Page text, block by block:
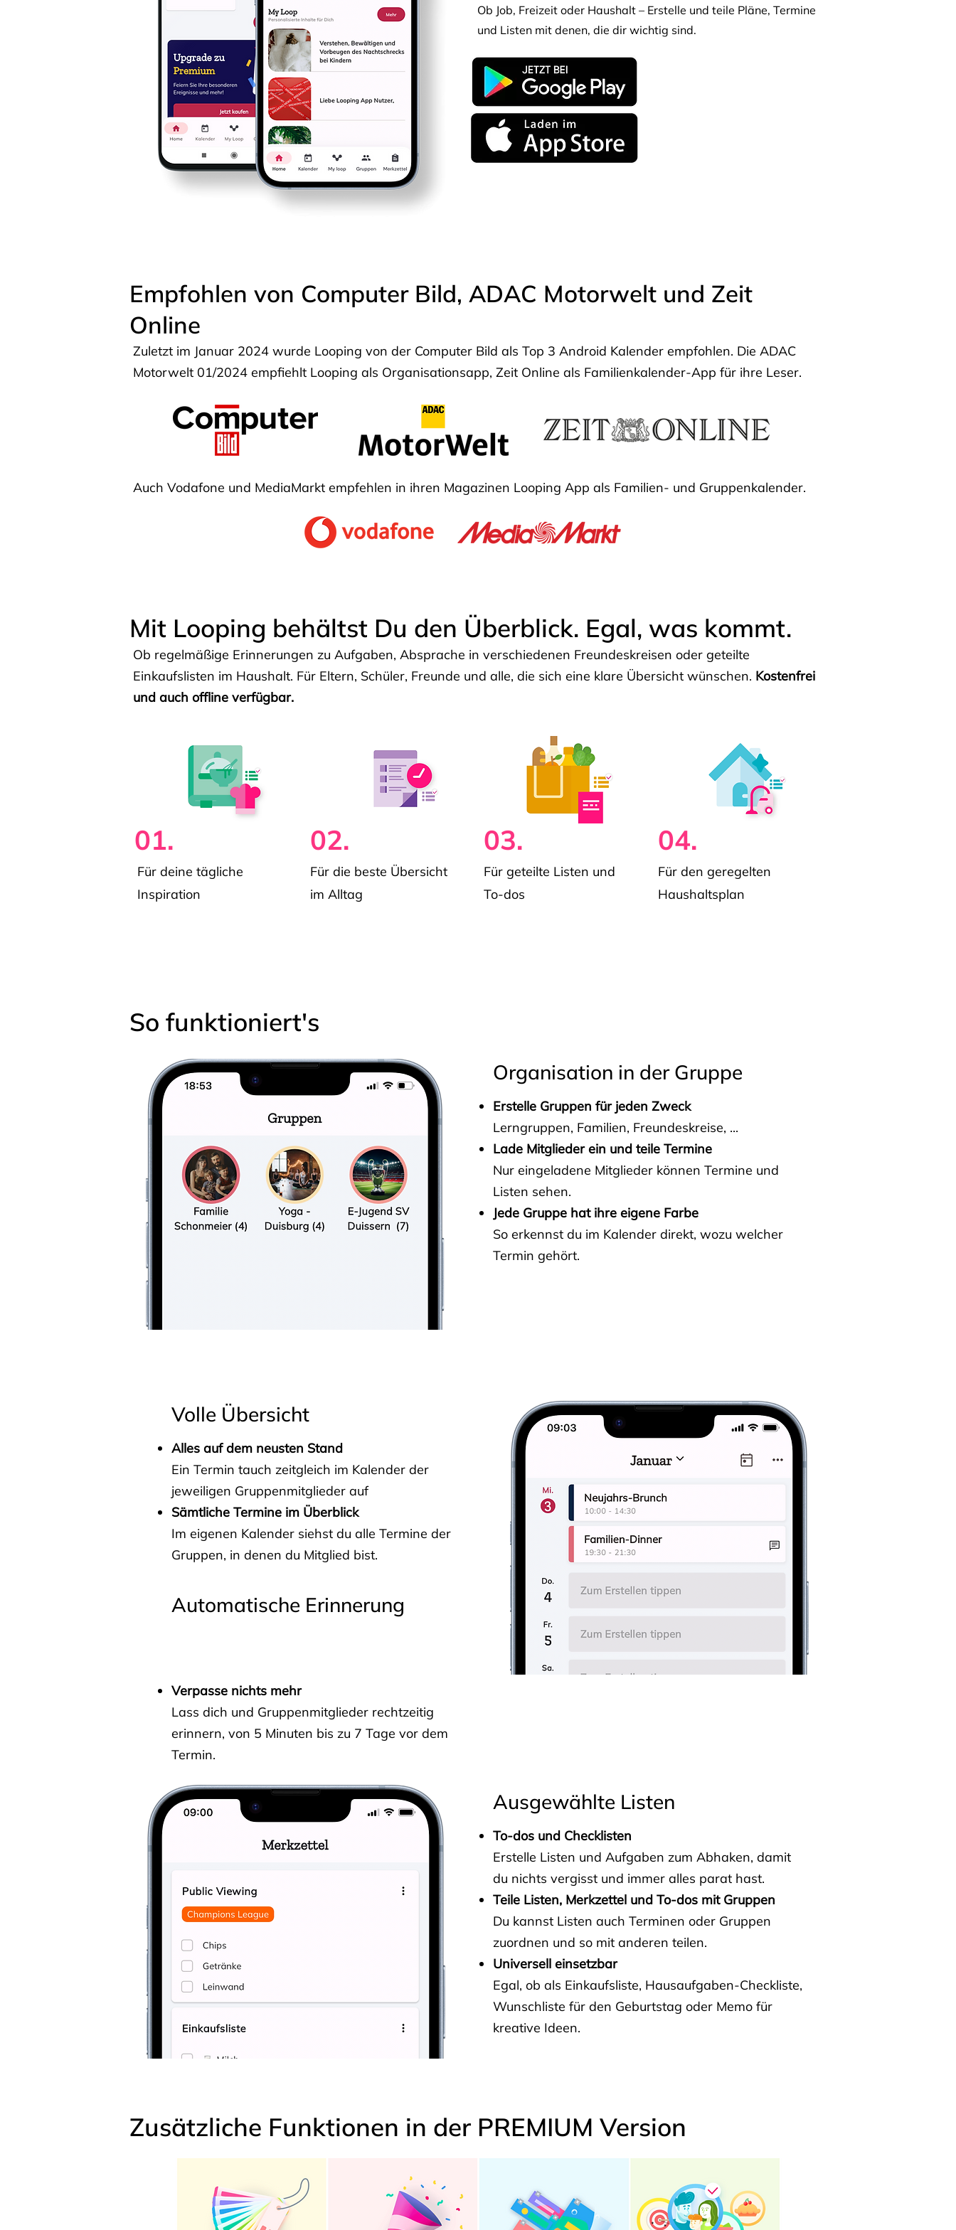
Ob Job, Freizeit oder Haushalt – Erstelle und teile Pläne, Termine
und Listen mit denen, die dir wichtig sind.
Empfohlen von Computer Bild, ADAC Motorwelt und Zeit
Online
Zuletzt im Januar 2024 wurde Looping von der Computer Bild als Top 3 Android Kalender empfohlen. Die ADAC
Motorwelt 01/2024 empfiehlt Looping als Organisationsapp, Zeit Online als Familienkalender-App für ihre Leser.
Auch Vodafone und MediaMarkt empfehlen in ihren Magazinen Looping App als Familien- und Gruppenkalender.
Mit Looping behältst Du den Überblick. Egal, was kommt.
Ob regelmäßige Erinnerungen zu Aufgaben, Absprache in verschiedenen Freundeskreisen oder geteilte
Einkaufslisten im Haushalt. Für Eltern, Schüler, Freunde und alle, die sich eine klare Übersicht wünschen. Kostenfrei
und auch offline verfügbar.
01.
Für deine tägliche
Inspiration
02.
Für die beste Übersicht
im Alltag
03.
Für geteilte Listen und
To-dos
04.
Für den geregelten
Haushaltsplan
So funktioniert's
Organisation in der Gruppe
Erstelle Gruppen für jeden Zweck
Lerngruppen, Familien, Freundeskreise, ...
Lade Mitglieder ein und teile Termine
Nur eingeladene Mitglieder können Termine und
Listen sehen.
Jede Gruppe hat ihre eigene Farbe
So erkennst du im Kalender direkt, wozu welcher
Termin gehört.
Volle Übersicht
Alles auf dem neusten Stand
Ein Termin tauch zeitgleich im Kalender der
jeweiligen Gruppenmitglieder auf
Sämtliche Termine im Überblick
Im eigenen Kalender siehst du alle Termine der
Gruppen, in denen du Mitglied bist.
Automatische Erinnerung
Verpasse nichts mehr
Lass dich und Gruppenmitglieder rechtzeitig
erinnern, von 5 Minuten bis zu 7 Tage vor dem
Termin.
Ausgewählte Listen
To-dos und Checklisten
Erstelle Listen und Aufgaben zum Abhaken, damit
du nichts vergisst und immer alles parat hast.
Teile Listen, Merkzettel und To-dos mit Gruppen
Du kannst Listen auch Terminen oder Gruppen
zuordnen und so mit anderen teilen.
Universell einsetzbar
Egal, ob als Einkaufsliste, Hausaufgaben-Checkliste,
Wunschliste für den Geburtstag oder Memo für
kreative Ideen.
Zusätzliche Funktionen in der PREMIUM Version